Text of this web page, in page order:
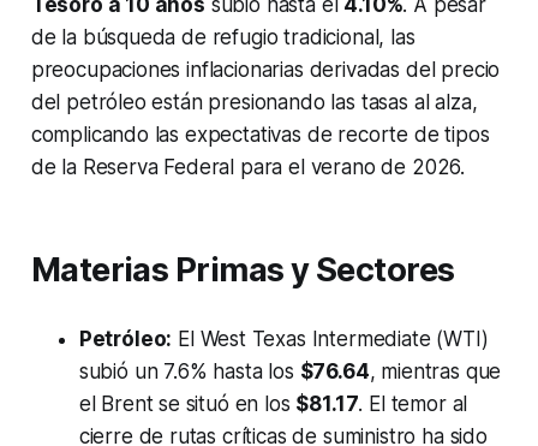
Tesoro a 10 años subió hasta el 4.10%. A pesar
de la búsqueda de refugio tradicional, las
preocupaciones inflacionarias derivadas del precio
del petróleo están presionando las tasas al alza,
complicando las expectativas de recorte de tipos
de la Reserva Federal para el verano de 2026.
Materias Primas y Sectores
Petróleo: El West Texas Intermediate (WTI)
subió un 7.6% hasta los $76.64, mientras que
el Brent se situó en los $81.17. El temor al
cierre de rutas críticas de suministro ha sido